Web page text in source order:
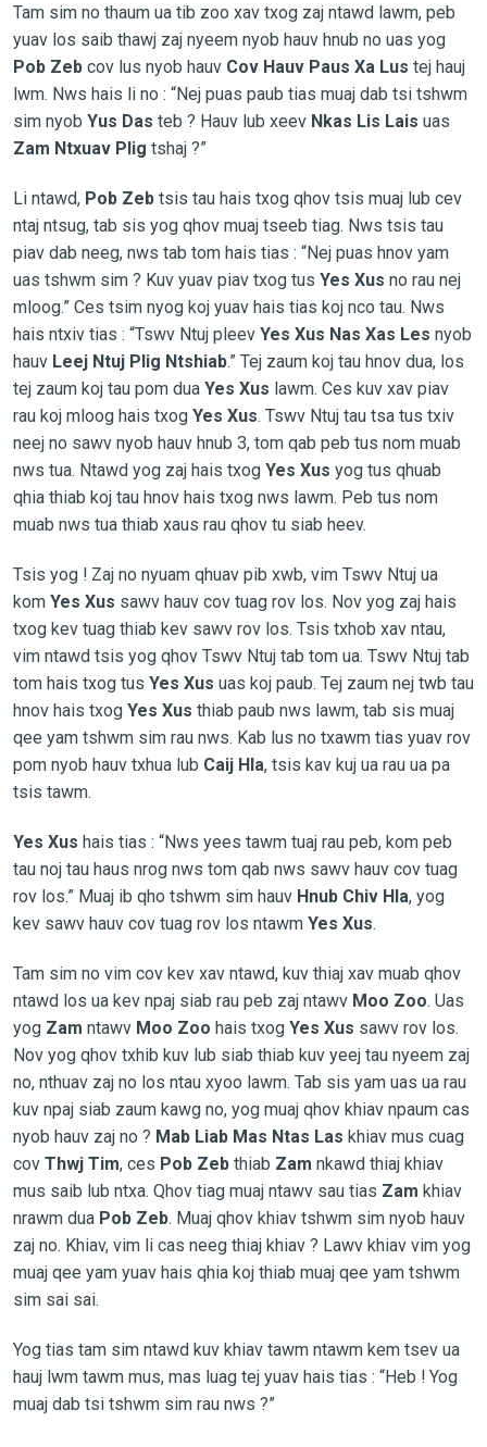
Tam sim no thaum ua tib zoo xav txog zaj ntawd lawm, peb
yuav los saib thawj zaj nyeem nyob hauv hnub no uas yog
Pob Zebcov lus nyob hauv Cov Hauv Paus Xa Lus tej hauj
lwm. Nws hais li no : “Nej puas paub tias muaj dab tsi tshwm
sim nyob Yus Das teb ? Hauv lub xeev Nkas Lis Lais uas
Zam Ntxuav Plig tshaj ?”
Li ntawd, Pob Zebtsis tau hais txog qhov tsis muaj lub cev
ntaj ntsug, tab sis yog qhov muaj tseeb tiag. Nws tsis tau
piav dab neeg, nws tab tom hais tias : “Nej puas hnov yam
uas tshwm sim ? Kuv yuav piav txog tus Yes Xus no rau nej
mloog.” Ces tsim nyog koj yuav hais tias koj nco tau. Nws
hais ntxiv tias : “Tswv Ntuj pleev Yes Xus Nas Xas Les nyob
hauv Leej Ntuj Plig Ntshiab.” Tej zaum koj tau hnov dua, los
tej zaum koj tau pom dua Yes Xus lawm. Ces kuv xav piav
rau koj mloog hais txog Yes Xus. Tswv Ntuj tau tsa tus txiv
neej no sawv nyob hauv hnub 3, tom qab peb tus nom muab
nws tua. Ntawd yog zaj hais txog Yes Xus yog tus qhuab
qhia thiab koj tau hnov hais txog nws lawm. Peb tus nom
muab nws tua thiab xaus rau qhov tu siab heev.
Tsis yog ! Zaj no nyuam qhuav pib xwb, vim Tswv Ntuj ua
kom Yes Xus sawv hauv cov tuag rov los. Nov yog zaj hais
txog kev tuag thiab kev sawv rov los. Tsis txhob xav ntau,
vim ntawd tsis yog qhov Tswv Ntuj tab tom ua. Tswv Ntuj tab
tom hais txog tus Yes Xus uas koj paub. Tej zaum nej twb tau
hnov hais txog Yes Xus thiab paub nws lawm, tab sis muaj
qee yam tshwm sim rau nws. Kab lus no txawm tias yuav rov
pom nyob hauv txhua lub Caij Hla, tsis kav kuj ua rau ua pa
tsis tawm.
Yes Xus hais tias : “Nws yees tawm tuaj rau peb, kom peb
tau noj tau haus nrog nws tom qab nws sawv hauv cov tuag
rov los.” Muaj ib qho tshwm sim hauv Hnub Chiv Hla, yog
kev sawv hauv cov tuag rov los ntawm Yes Xus.
Tam sim no vim cov kev xav ntawd, kuv thiaj xav muab qhov
ntawd los ua kev npaj siab rau peb zaj ntawv Moo Zoo. Uas
yog Zam ntawv Moo Zoo hais txog Yes Xus sawv rov los.
Nov yog qhov txhib kuv lub siab thiab kuv yeej tau nyeem zaj
no, nthuav zaj no los ntau xyoo lawm. Tab sis yam uas ua rau
kuv npaj siab zaum kawg no, yog muaj qhov khiav npaum cas
nyob hauv zaj no ? Mab Liab Mas Ntas Las khiav mus cuag
cov Thwj Tim, ces Pob Zebthiab Zam nkawd thiaj khiav
mus saib lub ntxa. Qhov tiag muaj ntawv sau tias Zam khiav
nrawm dua Pob Zeb. Muaj qhov khiav tshwm sim nyob hauv
zaj no. Khiav, vim li cas neeg thiaj khiav ? Lawv khiav vim yog
muaj qee yam yuav hais qhia koj thiab muaj qee yam tshwm
sim sai sai.
Yog tias tam sim ntawd kuv khiav tawm ntawm kem tsev ua
hauj lwm tawm mus, mas luag tej yuav hais tias : “Heb ! Yog
muaj dab tsi tshwm sim rau nws ?”